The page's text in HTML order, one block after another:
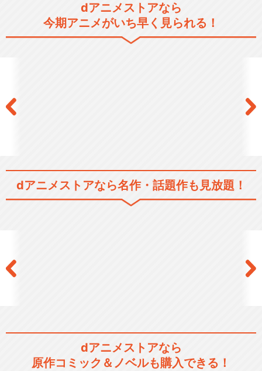
SF/ファンタジー
アクション/バトル
ログ・ホライズン 第２シリ
ーズ
dアニメストアなら
今期アニメがいち早く見られる！
dアニメストアなら名作・話題作も見放題！
dアニメストアなら
原作コミック＆ノベルも購入できる！